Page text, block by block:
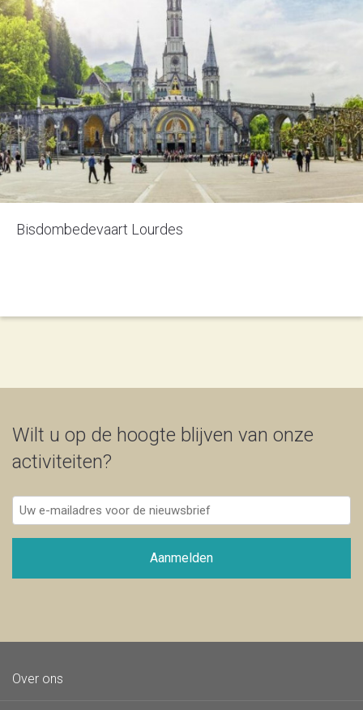
Bisdombedevaart Lourdes
Wilt u op de hoogte blijven van onze
activiteiten?
Uw
e-
mailadres
de
Aanmelden
Over ons